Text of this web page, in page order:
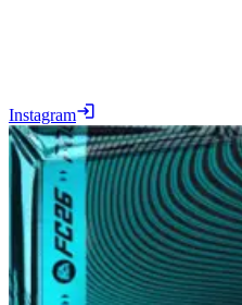
Instagram